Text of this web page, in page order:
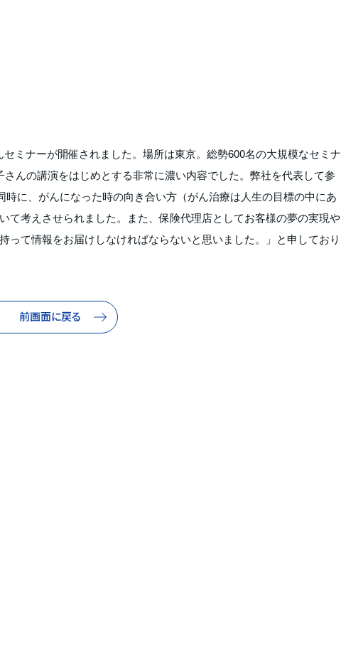
ミナーが開催されました。場所は東京。総勢600名の大規模なセミナ
んの講演をはじめとする非常に濃い内容でした。弊社を代表して参
に、がんになった時の向き合い方（がん治療は人生の目標の中にあ
て考えさせられました。また、保険代理店としてお客様の夢の実現や
って情報をお届けしなければならないと思いました。」と申しており
前画面に戻る